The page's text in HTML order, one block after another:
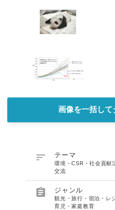
画像を一括して
 テーマ
環境・CSR・社会貢献
交流
 ジャンル
観光・旅行・宿泊・レ
育児・家庭教育